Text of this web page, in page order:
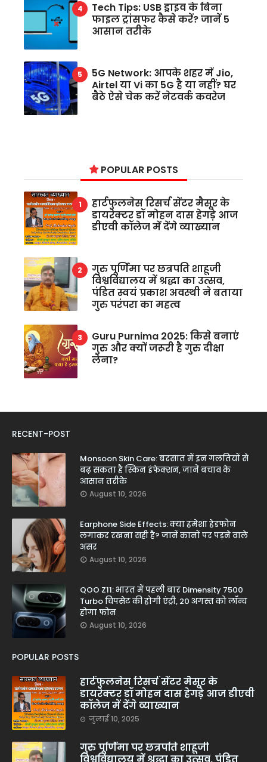
Tech Tips: USB ड्राइव के बिना
फाइल ट्रांसफर कैसे करें? जानें 5
आसान तरीके
5G Network: आपके शहर में Jio,
Airtel या Vi का 5G है या नहीं? घर
बैठे ऐसे चेक करें नेटवर्क कवरेज
POPULAR POSTS
हार्टफुलनेस रिसर्च सेंटर मैसूर के
डायरेक्टर डॉ मोहन दास हेगड़े आज
डीएवी कॉलेज में देंगे व्याख्यान
गुरु पूर्णिमा पर छत्रपति शाहूजी
विश्वविद्यालय में श्रद्धा का उत्सव,
पंडित स्वयं प्रकाश अवस्थी ने बताया
गुरु परंपरा का महत्व
Guru Purnima 2025: किसे बनाएं
गुरु और क्यों जरूरी है गुरु दीक्षा
लेना?
RECENT-POST
Monsoon Skin Care: बरसात में इन गलतियों से
बढ़ सकता है स्किन इंफेक्शन, जानें बचाव के
आसान तरीके
August 10, 2026
Earphone Side Effects: क्या हमेशा हेडफोन
लगाकर रखना सही है? जानें कानों पर पड़ने वाले
असर
August 10, 2026
QOO Z11: भारत में पहली बार Dimensity 7500
Turbo चिपसेट की होगी एंट्री, 20 अगस्त को लॉन्च
होगा फोन
August 10, 2026
POPULAR POSTS
हार्टफुलनेस रिसर्च सेंटर मैसूर के
डायरेक्टर डॉ मोहन दास हेगड़े आज डीएवी
कॉलेज में देंगे व्याख्यान
जुलाई 10, 2025
गुरु पूर्णिमा पर छत्रपति शाहूजी